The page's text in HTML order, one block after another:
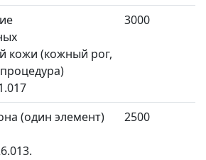
кожи (кожный рог,
3000
(один элемент)
2500